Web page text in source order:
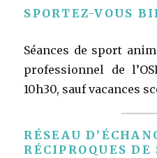
SPORTEZ-VOUS
Séances de sport
professionnel de
10h30, sauf vacances
RÉSEAU
RÉCIPROQUES DE